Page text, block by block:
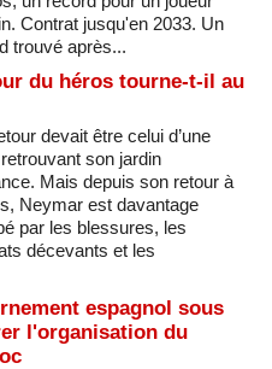
Contrat jusqu'en 2033. Un
trouvé après...
du héros tourne-t-il au
devait être celui d’une
son jardin
Mais depuis son retour à
Neymar est davantage
par les blessures, les
décevants et les
espagnol sous
l'organisation du